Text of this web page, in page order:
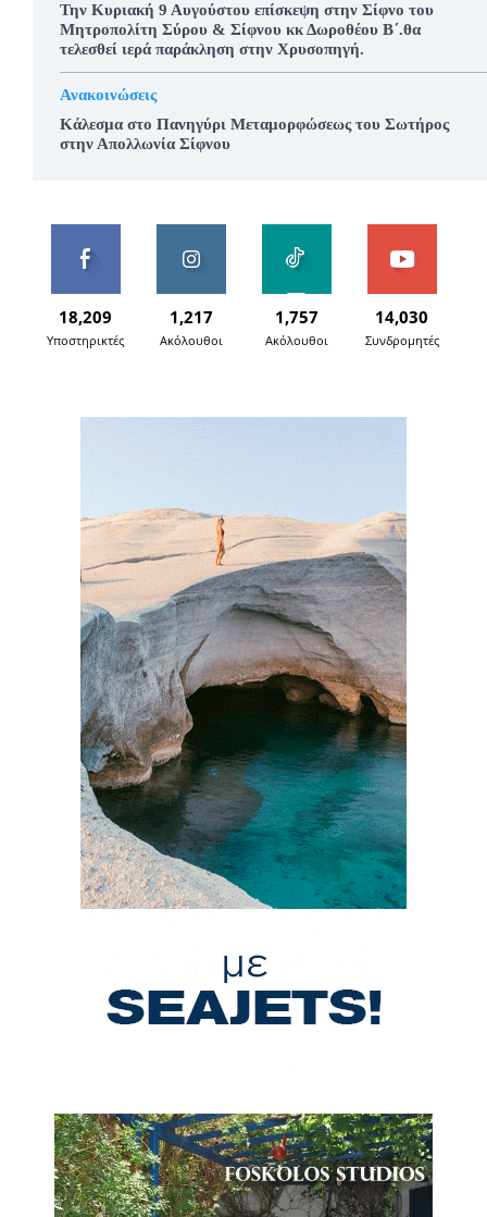
Την Κυριακή 9 Αυγούστου επίσκεψη στην Σίφνο του
Μητροπολίτη Σύρου & Σίφνου κκ Δωροθέου Β΄.θα
τελεσθεί ιερά παράκληση στην Χρυσοπηγή.
Ανακοινώσεις
Κάλεσμα στο Πανηγύρι Μεταμορφώσεως του Σωτήρος
στην Απολλωνία Σίφνου
18,209
Υποστηρικτές
1,217
Ακόλουθοι
1,757
Ακόλουθοι
14,030
Συνδρομητές